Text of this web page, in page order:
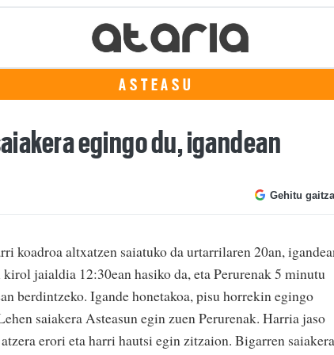
ASTEASU
egingo du, igandean
Gehitu
koadroa altxatzen saiatuko da urtarrilaren 20an,
jaialdia 12:30ean hasiko da, eta Perurenak 5 minutu
berdintzeko. Igande honetakoa, pisu horrekin egingo
saiakera Asteasun egin zuen Perurenak. Harria jaso
erori eta harri hautsi egin zitzaion. Bigarren saiakera